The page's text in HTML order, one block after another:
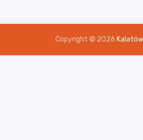
Copyright © 2026